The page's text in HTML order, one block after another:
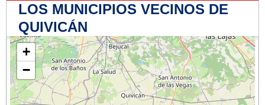
LOS MUNICIPIOS VECINOS DE
QUIVICÁN
+
−